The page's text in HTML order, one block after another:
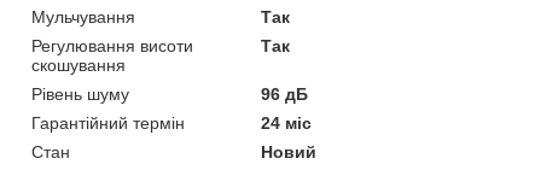
Мульчування
Так
Регулювання висоти
скошування
Так
Рівень шуму
96 дБ
Гарантійний термін
24 міс
Стан
Новий